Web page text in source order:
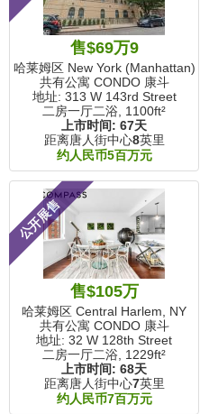
售$69万9
哈莱姆区 New York (Manhattan),
共有公寓 CONDO 康斗
地址: 313 W 143rd Street
二房一厅二浴, 1100ft²
上市时间: 67天
距离唐人街中心8英里
约人民币5百万元
公开展售
售$105万
哈莱姆区 Central Harlem, NY
共有公寓 CONDO 康斗
地址: 32 W 128th Street
二房一厅二浴, 1229ft²
上市时间: 68天
距离唐人街中心7英里
约人民币7百万元